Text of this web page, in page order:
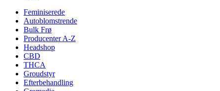
Feminiserede
Autoblomstrende
Bulk Frø
Producenter A-Z
Headshop
CBD
THCA
Groudstyr
Efterbehandling